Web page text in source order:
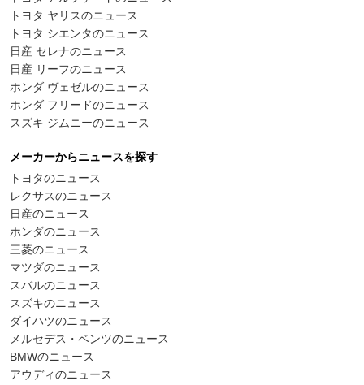
トヨタ ヤリスのニュース
トヨタ シエンタのニュース
日産 セレナのニュース
日産 リーフのニュース
ホンダ ヴェゼルのニュース
ホンダ フリードのニュース
スズキ ジムニーのニュース
メーカーからニュースを探す
トヨタのニュース
レクサスのニュース
日産のニュース
ホンダのニュース
三菱のニュース
マツダのニュース
スバルのニュース
スズキのニュース
ダイハツのニュース
メルセデス・ベンツのニュース
BMWのニュース
アウディのニュース